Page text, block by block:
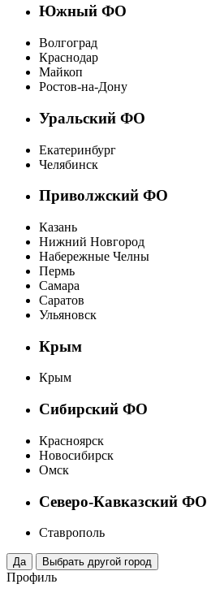
Южный ФО
Волгоград
Краснодар
Майкоп
Ростов-на-Дону
Уральский ФО
Екатеринбург
Челябинск
Приволжский ФО
Казань
Нижний Новгород
Набережные Челны
Пермь
Самара
Саратов
Ульяновск
Крым
Крым
Сибирский ФО
Красноярск
Новосибирск
Омск
Северо-Кавказский ФО
Ставрополь
Профиль